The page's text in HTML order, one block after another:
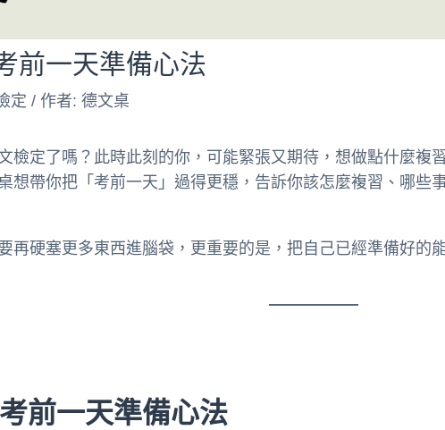
前一天準備心法
定 / 作者:德文桌
檢定了嗎？此時此刻的你，可能緊張又期待，想做點什麼複
想帶你把「考前一天」過得更穩，告訴你該怎麼複習、哪些
再硬塞更多東西進腦袋，更重要的是，把自己已經準備好的
前一天準備心法